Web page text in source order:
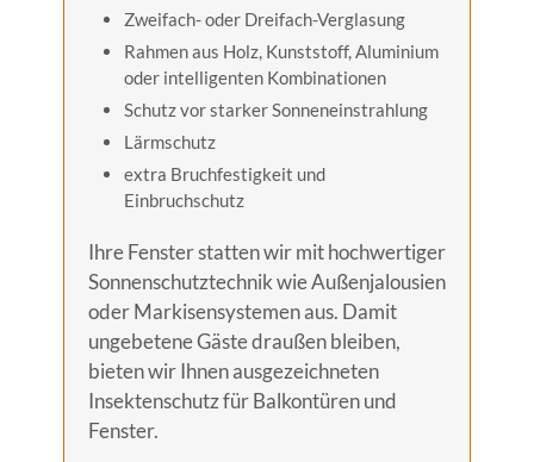
Zweifach- oder Dreifach-Verglasung
Rahmen aus Holz, Kunststoff, Aluminium
oder intelligenten Kombinationen
Schutz vor starker Sonneneinstrahlung
Lärmschutz
extra Bruchfestigkeit und
Einbruchschutz
Ihre Fenster statten wir mit hochwertiger
Sonnenschutztechnik wie Außenjalousien
oder Markisensystemen aus. Damit
ungebetene Gäste draußen bleiben,
bieten wir Ihnen ausgezeichneten
Insektenschutz für Balkontüren und
Fenster.